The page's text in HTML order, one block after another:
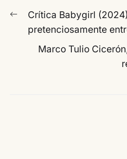
Navegación
entradas
Entrada
anterior:
Crítica Babygirl
pretenciosamente
Marco Tulio